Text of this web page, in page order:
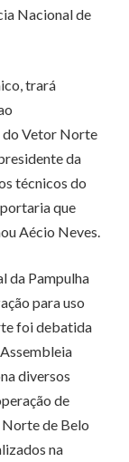
Nacional de
trará
do Vetor Norte
da
técnicos do
que
Aécio Neves.
da Pampulha
para uso
foi debatida
diversos
de
de Belo
na